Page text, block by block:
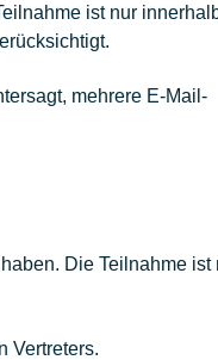
ist nur
mehrere E-Mail-
Die Teilnahme ist
Vertreters.